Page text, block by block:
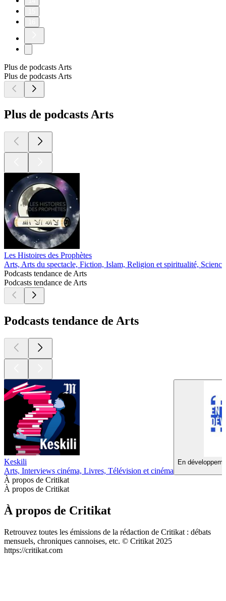
Plus de podcasts Arts
Plus de podcasts Arts
Plus de podcasts Arts
Les Histoires des Prophètes
Arts, Arts du spectacle, Fiction, Islam, Religion et spiritualité,
Podcasts tendance de Arts
Podcasts tendance de Arts
Podcasts tendance de Arts
Keskili
Arts, Interviews cinéma, Livres, Télévision et cinéma
En
À propos de Critikat
À propos de Critikat
À propos de Critikat
Retrouvez toutes les émissions de la rédaction de Critikat : débats
mensuels, chroniques cannoises, etc. © Critikat 2025
https://critikat.com